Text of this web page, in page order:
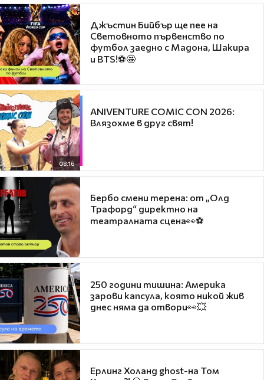
Джъстин Бийбър ще пее на
Световното първенство по
футбол заедно с Мадона, Шакира
и BTS!⚽🤩
08:16
ANIVENTURE COMIC CON 2026:
Влязохме в друг свят!
Бербо смени терена: от „Олд
Трафорд“ директно на
театралната сцена👀⚽
250 години тишина: Америка
зарови капсула, която никой жив
днес няма да отвори👀💥
Ерлинг Холанд ghost-на Том